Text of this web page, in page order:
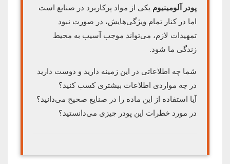
پودر آلومینیوم یکی از مواد پرکاربرد در صنایع است
اما در کنار تمام ویژگی‌هایش، در صورت نبود
تمهیدات لازم، می‌تواند موجب آسیب به محیط
زندگی ما شود.
شما چه اطلاعاتی در این زمینه دارید و دوست دارید
در چه مواردی اطلاعات بیشتری کسب کنید؟
آیا استفاده از این ماده را در صنایع صحیح می‌دانید؟
در مورد خطرات این پودر چیزی می‌دانستید؟